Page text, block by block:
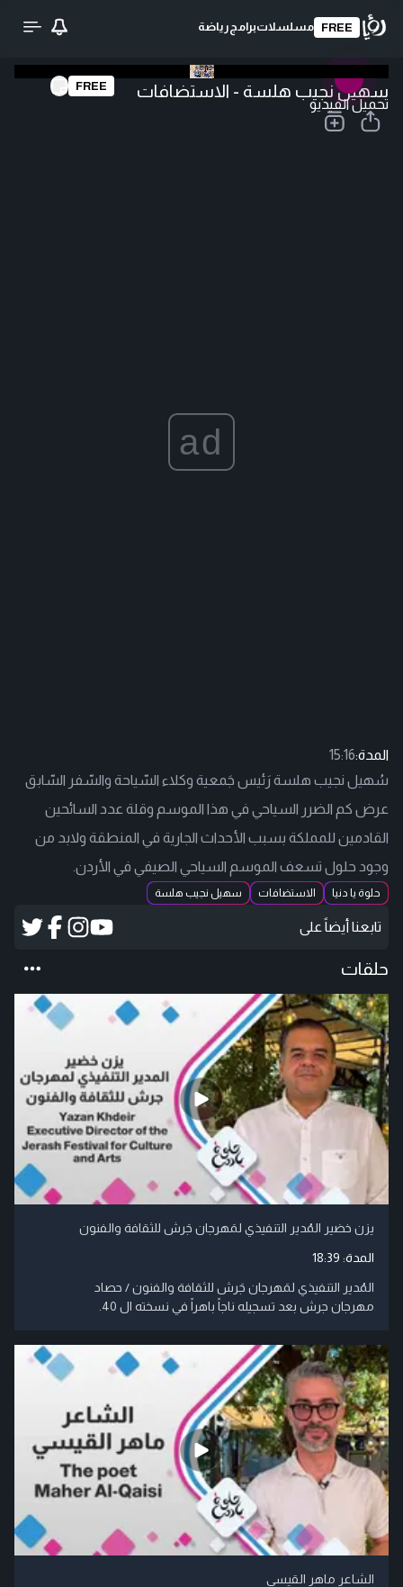
FREE مسلسلاتبرامج رياضة
تحميل الفيديو
FREE سهيل نجيب هلسة - الاستضافات
ad
المدة:15:16
سُهيل نجيب هلسة رَئيس جَمعية وكلاء السّياحة والسّفر السّابق
عرض كم الضرر السياحي في هذا الموسم وقلة عدد السائحين
القادمين للمملكة بسبب الأحداث الجارية في المنطقة ولابد من
وجود حلول تسعف الموسم السياحي الصيفي في الأردن.
حلوة يا دنيا الاستضافات سهيل نجيب هلسة
تابعنا أيضاً على
حلقات
يزن خضير المُدير التنفيذي لمَهرجان جَرش للثقافة والفنون
المدة: 18:39
المُدير التنفيذي لمَهرجان جَرش للثقافة والفنون / حصاد
مهرجان جرش بعد تسجيله ناجاً باهراً في نسخته ال 40.
الشاعر ماهر القيسي